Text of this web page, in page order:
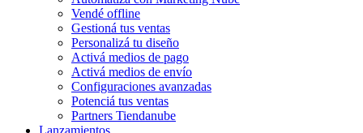
Vendé offline
Gestioná tus ventas
Personalizá tu diseño
Activá medios de pago
Activá medios de envío
Configuraciones avanzadas
Potenciá tus ventas
Partners Tiendanube
Lanzamientos